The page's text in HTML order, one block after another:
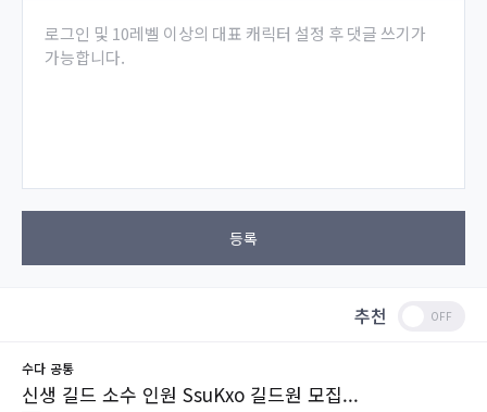
로그인 및 10레벨 이상의 대표 캐릭터 설정 후 댓글 쓰기가
가능합니다.
등록
추천
수다 공통
신생 길드 소수 인원 SsuKxo 길드원 모집...